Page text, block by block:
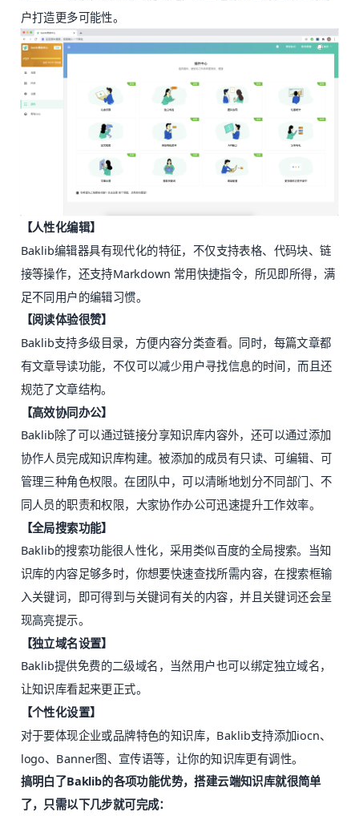
户打造更多可能性。
【人性化编辑】
Baklib编辑器具有现代化的特征，不仅支持表格、代码块、链
接等操作，还支持Markdown 常用快捷指令，所见即所得，满
足不同用户的编辑习惯。
【阅读体验很赞】
Baklib支持多级目录，方便内容分类查看。同时，每篇文章都
有文章导读功能，不仅可以减少用户寻找信息的时间，而且还
规范了文章结构。
【高效协同办公】
Baklib除了可以通过链接分享知识库内容外，还可以通过添加
协作人员完成知识库构建。被添加的成员有只读、可编辑、可
管理三种角色权限。在团队中，可以清晰地划分不同部门、不
同人员的职责和权限，大家协作办公可迅速提升工作效率。
【全局搜索功能】
Baklib的搜索功能很人性化，采用类似百度的全局搜索。当知
识库的内容足够多时，你想要快速查找所需内容，在搜索框输
入关键词，即可得到与关键词有关的内容，并且关键词还会呈
现高亮提示。
【独立域名设置】
Baklib提供免费的二级域名，当然用户也可以绑定独立域名，
让知识库看起来更正式。
【个性化设置】
对于要体现企业或品牌特色的知识库，Baklib支持添加iocn、
logo、Banner图、宣传语等，让你的知识库更有调性。
搞明白了Baklib的各项功能优势，搭建云端知识库就很简单
了，只需以下几步就可完成：